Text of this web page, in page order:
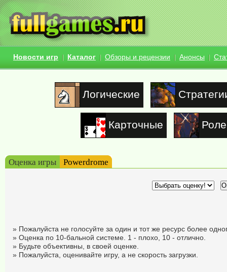
Новости игр Каталог Обзоры и рецензии Анонсы
Логические
Карточные
Оценка игры Powerdrome
» Пожалуйста не голосуйте за один и тот же ресурс более
» Оценка по 10-бальной системе. 1 - плохо, 10 - отлично.
» Будьте объективны, в своей оценке.
» Пожалуйста, оценивайте игру, а не скорость загрузки.